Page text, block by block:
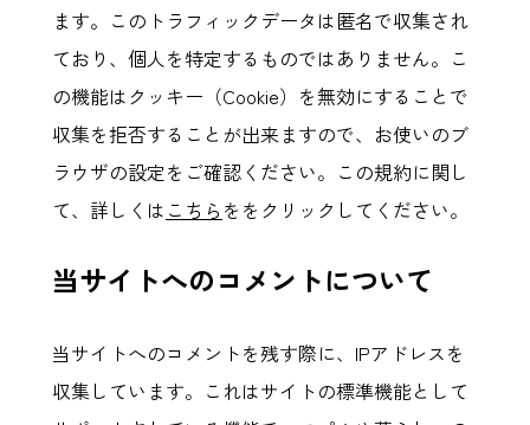
ます。このトラフィックデータは匿名で収集され
ており、個人を特定するものではありません。こ
の機能はクッキー（Cookie）を無効にすることで
収集を拒否することが出来ますので、お使いのブ
ラウザの設定をご確認ください。この規約に関し
て、詳しくは こちら ををクリックしてください。
当サイトへのコメントについて
当サイトへのコメントを残す際に、IPアドレスを
収集しています。これはサイトの標準機能として